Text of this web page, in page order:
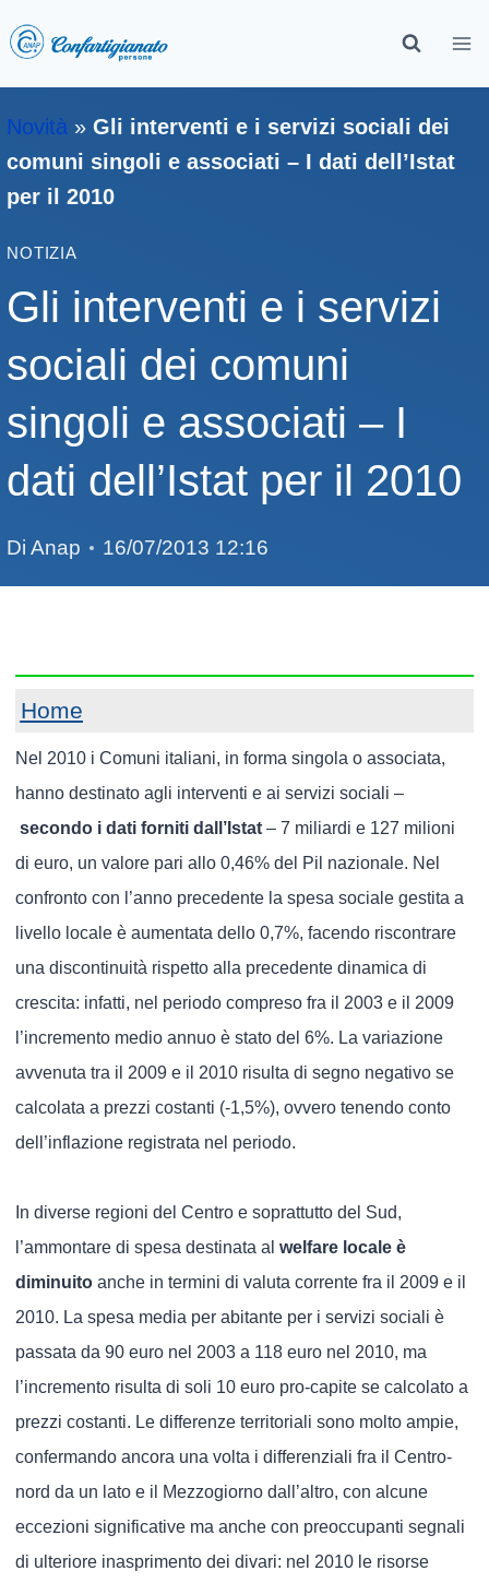
Novità »Gli interventi e i servizi sociali dei
comuni singoli e associati – I dati dell’Istat
per il 2010
NOTIZIA
Gli interventi e i servizi
sociali dei comuni
singoli e associati – I
dati dell’Istat per il 2010
Di Anap 16/07/2013 12:16
Home
Nel 2010 i Comuni italiani, in forma singola o associata,
hanno destinato agli interventi e ai servizi sociali –
secondo i dati forniti dall’Istat – 7 miliardi e 127 milioni
di euro, un valore pari allo 0,46% del Pil nazionale. Nel
confronto con l’anno precedente la spesa sociale gestita a
livello locale è aumentata dello 0,7%, facendo riscontrare
una discontinuità rispetto alla precedente dinamica di
crescita: infatti, nel periodo compreso fra il 2003 e il 2009
l’incremento medio annuo è stato del 6%. La variazione
avvenuta tra il 2009 e il 2010 risulta di segno negativo se
calcolata a prezzi costanti (-1,5%), ovvero tenendo conto
dell’inflazione registrata nel periodo.
In diverse regioni del Centro e soprattutto del Sud,
l’ammontare di spesa destinata alwelfare locale è
diminuito anche in termini di valuta corrente fra il 2009 e il
2010. La spesa media per abitante per i servizi sociali è
passata da 90 euro nel 2003 a 118 euro nel 2010, ma
l’incremento risulta di soli 10 euro pro-capite se calcolato a
prezzi costanti. Le differenze territoriali sono molto ampie,
confermando ancora una volta i differenziali fra il Centro-
nord da un lato e il Mezzogiorno dall’altro, con alcune
eccezioni significative ma anche con preoccupanti segnali
di ulteriore inasprimento dei divari: nel 2010 le risorse